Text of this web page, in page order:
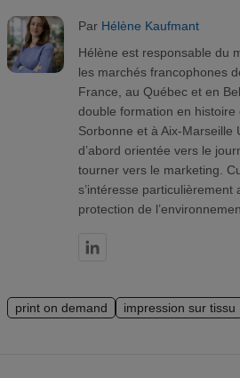
Par Hélène Kaufmant
Hélène est responsable du
les marchés francophones
France, au Québec et en
double formation en
Sorbonne et à Aix-Marseille
d’abord orientée vers le
tourner vers le marketing.
s’intéresse particulièrement
protection de
print on demand impression sur tissu